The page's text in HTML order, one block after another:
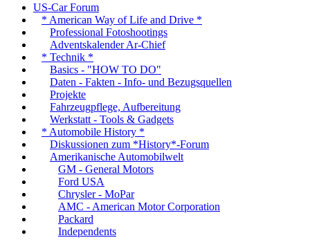
US-Car Forum
* American Way of Life and Drive *
Professional Fotoshootings
Adventskalender Ar-Chief
* Technik *
Basics - "HOW TO DO"
Daten - Fakten - Info- und Bezugsquellen
Projekte
Fahrzeugpflege, Aufbereitung
Werkstatt - Tools & Gadgets
* Automobile History *
Diskussionen zum *History*-Forum
Amerikanische Automobilwelt
GM - General Motors
Ford USA
Chrysler - MoPar
AMC - American Motor Corporation
Packard
Independents